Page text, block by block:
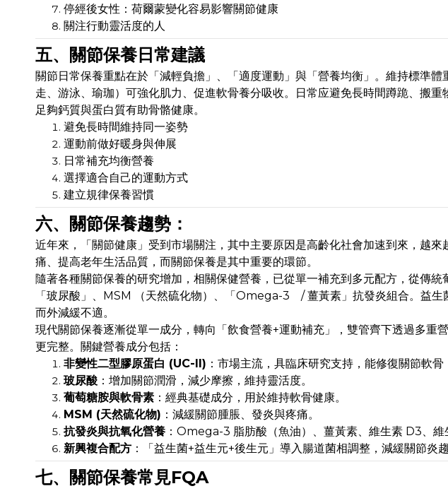
停經後女性：荷爾蒙變化容易影響關節健康
關注行動靈活度的人
五、關節保養日常建議
關節日常保養重點在於「減輕負擔」、「適度運動」與「營養均衡」。維持標準
走、游泳、瑜珈）可強化肌力、促進軟骨養分吸收。日常应避免長時間蹲跪、搬
足夠鈣質與蛋白質有助骨骼健康。
避免長時間維持同一姿勢
運動前做好暖身與伸展
日常補充均衡營養
選擇適合自己的運動方式
建立規律保養習慣
六、關節保養趨勢：
近年來，「關節健康」受到市場關注，其中主要原因是高齡化社會加速到來，越
痛、提高老年生活品質，而關節保養是其中重要的環節。
隨著各種關節保養的研究增加，相關保健營養，已從單一補充到多元配方，從傳統
「玻尿酸」、MSM （天然硫化物）、「Omega-3 / 薑黃素」抗發炎組合。益生
而外減緩不適。
現代關節保養逐漸從單一成分，轉向「飲食營養+運動補充」，雙管齊下透過多重
更完整。關鍵營養成分包括：
非變性二型膠原蛋白 (UC-II) ：市場主流，具臨床研究支持，能修復關節軟骨
玻尿酸 ：增加關節潤滑，減少摩擦，維持靈活度。
葡萄糖胺與軟骨素 ：經典基礎成分，用於維持軟骨健康。
MSM (天然硫化物) ：減緩關節腫脹、發炎與疼痛。
抗發炎與抗氧化營養 ：Omega-3 脂肪酸（魚油）、薑黃素、維生素 D3、維
新興複合配方 ：「益生菌+益生元+後生元」導入腸道菌相調整，減緩關節炎
七、關節保養常見FQA